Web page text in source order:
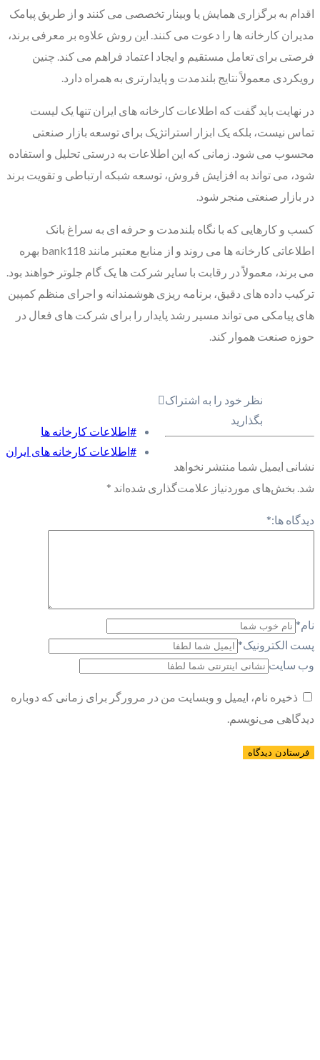
اقدام به برگزاری همایش یا وبینار تخصصی می کنند و از طریق پیامک
مدیران کارخانه ها را دعوت می کنند. این روش علاوه بر معرفی برند،
فرصتی برای تعامل مستقیم و ایجاد اعتماد فراهم می کند. چنین
رویکردی معمولاً نتایج بلندمدت و پایدارتری به همراه دارد.
در نهایت باید گفت که اطلاعات کارخانه های ایران تنها یک لیست
تماس نیست، بلکه یک ابزار استراتژیک برای توسعه بازار صنعتی
محسوب می شود. زمانی که این اطلاعات به درستی تحلیل و استفاده
شود، می تواند به افزایش فروش، توسعه شبکه ارتباطی و تقویت برند
در بازار صنعتی منجر شود.
کسب و کارهایی که با نگاه بلندمدت و حرفه ای به سراغ بانک
اطلاعاتی کارخانه ها می روند و از منابع معتبر مانند bank118 بهره
می برند، معمولاً در رقابت با سایر شرکت ها یک گام جلوتر خواهند بود.
ترکیب داده های دقیق، برنامه ریزی هوشمندانه و اجرای منظم کمپین
های پیامکی می تواند مسیر رشد پایدار را برای شرکت های فعال در
حوزه صنعت هموار کند.
#اطلاعات کارخانه ها
#اطلاعات کارخانه های ایران
نظر خود را به اشتراک
بگذارید
نشانی ایمیل شما منتشر نخواهد
شد. بخش‌های موردنیاز علامت‌گذاری شده‌اند *
دیدگاه ها:*
نام*
پست الکترونیک*
وب سایت
ذخیره نام، ایمیل و وبسایت من در مرورگر برای زمانی که دوباره
دیدگاهی می‌نویسم.